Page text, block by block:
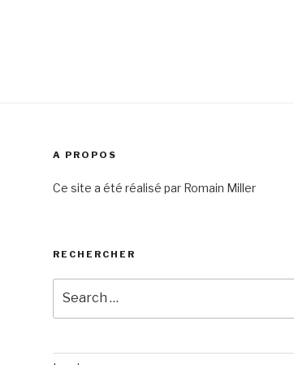
A PROPOS
Ce site a été réalisé par Romain Miller
RECHERCHER
for: